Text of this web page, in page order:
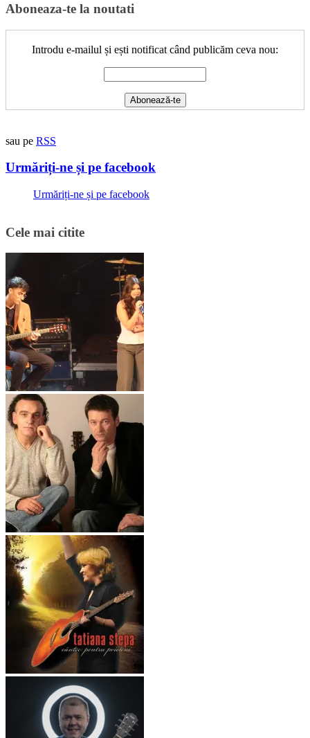
Aboneaza-te la noutati
Introdu e-mailul și ești notificat când publicăm ceva nou:
sau pe RSS
Urmăriți-ne și pe facebook
Urmăriți-ne și pe facebook
Cele mai citite